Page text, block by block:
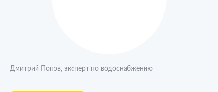
Дмитрий Попов, эксперт по водоснабжению